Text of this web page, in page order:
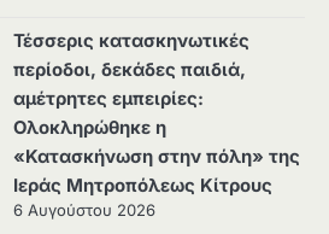
Τέσσερις κατασκηνωτικές
περίοδοι, δεκάδες παιδιά,
αμέτρητες εμπειρίες:
Ολοκληρώθηκε η
«Κατασκήνωση στην πόλη» της
Ιεράς Μητροπόλεως Κίτρους
6 Αυγούστου 2026